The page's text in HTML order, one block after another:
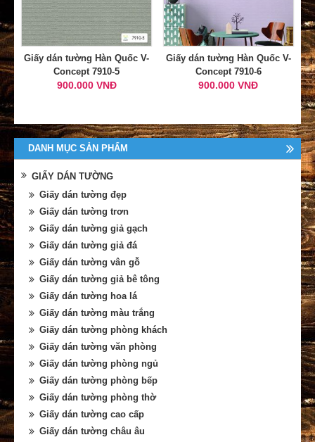
Giấy dán tường Hàn Quốc V-
Concept 7910-5
900.000 VNĐ
Giấy dán tường Hàn Quốc V-
Concept 7910-6
900.000 VNĐ
DANH MỤC SẢN PHẨM
GIẤY DÁN TƯỜNG
Giấy dán tường đẹp
Giấy dán tường trơn
Giấy dán tường giả gạch
Giấy dán tường giả đá
Giấy dán tường vân gỗ
Giấy dán tường giả bê tông
Giấy dán tường hoa lá
Giấy dán tường màu trắng
Giấy dán tường phòng khách
Giấy dán tường văn phòng
Giấy dán tường phòng ngủ
Giấy dán tường phòng bếp
Giấy dán tường phòng thờ
Giấy dán tường cao cấp
Giấy dán tường châu âu